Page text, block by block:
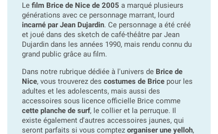
Le film Brice de Nice de 2005 a marqué plusieurs
générations avec ce personnage marrant, lourd
incarné par Jean Dujardin. Ce personnage a été créé
et joué dans des sketch de café-théâtre par Jean
Dujardin dans les années 1990, mais rendu connu du
grand public grâce au film.
Dans notre rubrique dédiée à l'univers de Brice de
Nice, vous trouverez des costumes de Brice pour les
adultes et les adolescents, mais aussi des
accessoires sous licence officielle Brice comme
cette planche de surf, le collier et la perruque. Il
existe également d'autres accessoires jaunes, qui
seront parfaits si vous comptez organiser une yelloh,